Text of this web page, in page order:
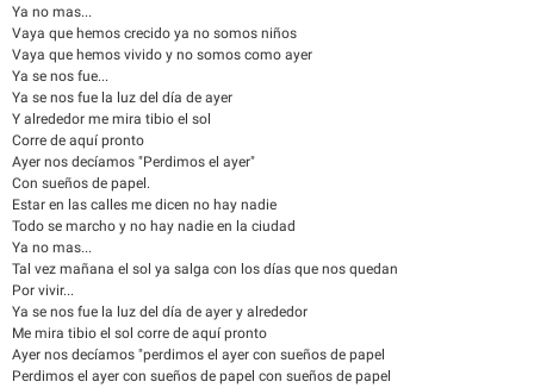
Ya no mas...
Vaya que hemos crecido ya no somos niños
Vaya que hemos vivido y no somos como ayer
Ya se nos fue...
Ya se nos fue la luz del día de ayer
Y alrededor me mira tibio el sol
Corre de aquí pronto
Ayer nos decíamos "Perdimos el ayer"
Con sueños de papel.
Estar en las calles me dicen no hay nadie
Todo se marcho y no hay nadie en la ciudad
Ya no mas...
Tal vez mañana el sol ya salga con los días que nos quedan
Por vivir...
Ya se nos fue la luz del día de ayer y alrededor
Me mira tibio el sol corre de aquí pronto
Ayer nos decíamos "perdimos el ayer con sueños de papel
Perdimos el ayer con sueños de papel con sueños de papel